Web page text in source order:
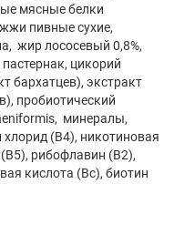
мясные белки
пивные сухие,
жир лососевый 0,8%,
цикорий
бархатцев), экстракт
пробиотический
минералы,
хлорид (В4), никотиновая
рибофлавин (В2),
кислота (Вс), биотин